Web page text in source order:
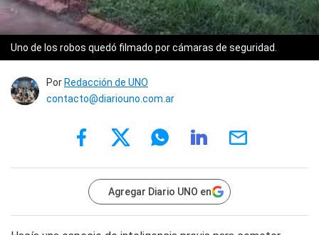
Uno de los robos quedó filmado por cámaras de seguridad.
Por Redacción de UNO
contacto@diariouno.com.ar
Agregar Diario UNO en